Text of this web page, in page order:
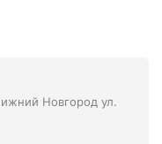
Новгород ул.